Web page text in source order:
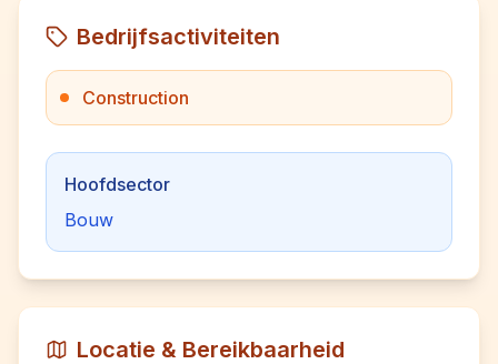
Bedrijfsactiviteiten
Construction
Hoofdsector
Bouw
Locatie & Bereikbaarheid